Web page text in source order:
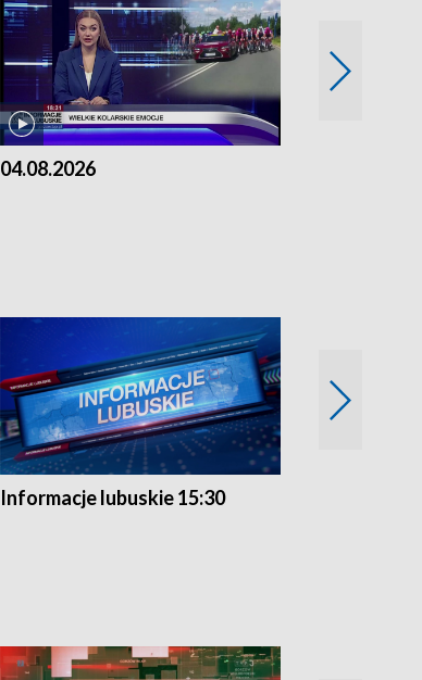
04.08.2026
Informacje lubuskie 15:30